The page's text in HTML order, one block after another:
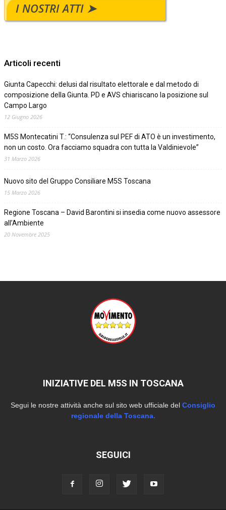
I NOSTRI ATTI ➤
Articoli recenti
Giunta Capecchi: delusi dal risultato elettorale e dal metodo di
composizione della Giunta. PD e AVS chiariscano la posizione sul
Campo Largo
12 Giugno 2026
M5S Montecatini T.: “Consulenza sul PEF di ATO è un investimento,
non un costo. Ora facciamo squadra con tutta la Valdinievole”
31 Marzo 2026
Nuovo sito del Gruppo Consiliare M5S Toscana
15 Marzo 2026
Regione Toscana – David Barontini si insedia come nuovo assessore
all’Ambiente
20 Novembre 2025
INIZIATIVE DEL M5S IN TOSCANA
Segui le nostre attività anche sul sito web ufficiale del Consiglio
regionale della Toscana.
SEGUICI